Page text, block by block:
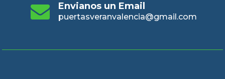
Envianos un Email
puertasveranvalencia@gmail.com